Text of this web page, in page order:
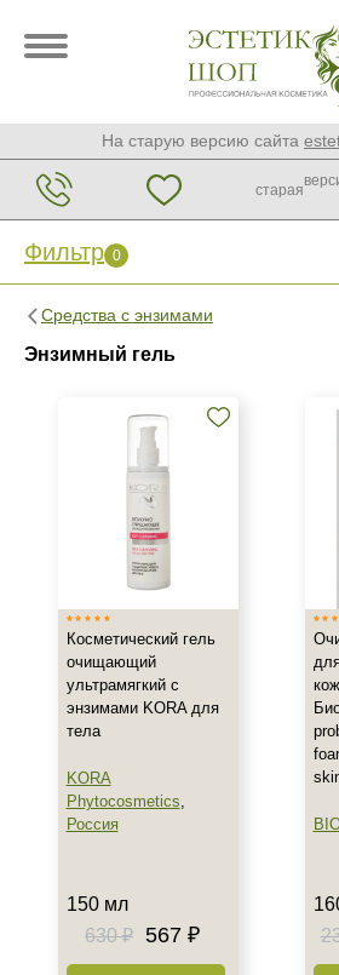
На старую версию сайта
старая
Фильтр 0
Средства с энзимами
Энзимный гель
Фильтр 0
KORA Phytocosmetics
Medic Control Peel
Тип товара
Гель
Пенка
Домашняя
Профессиональная
Все типы кожи
Чувствительная
Косметический гель
очищающий
ультрамягкий с
энзимами KORA для
тела
KORA
Phytocosmetics,
Россия
150 мл
630 ₽ 567 ₽